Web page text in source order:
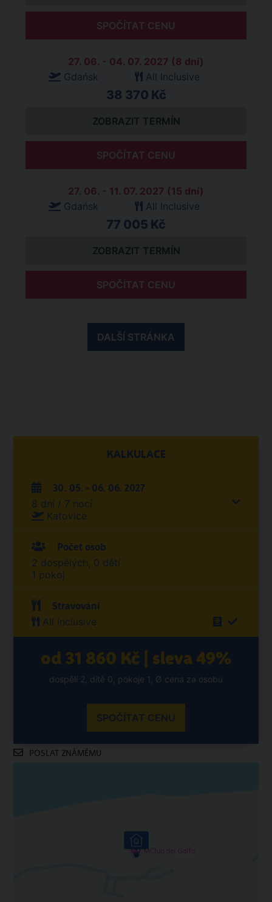
SPOČÍTAT CENU
27. 06. - 04. 07. 2027 (8 dní)
Gdańsk
All Inclusive
38 370 Kč
ZOBRAZIT TERMÍN
SPOČÍTAT CENU
27. 06. - 11. 07. 2027 (15 dní)
Gdańsk
All Inclusive
77 005 Kč
ZOBRAZIT TERMÍN
SPOČÍTAT CENU
DALŠÍ STRÁNKA
KALKULACE
30. 05. - 06. 06. 2027
8 dní / 7 nocí
Katovice
Počet osob
2 dospělých, 0 dětí
1 pokoj
Stravování
All Inclusive
od 31 860 Kč | sleva 49%
dospělí 2, dítě 0, pokoje 1, Ø cena za osobu
SPOČÍTAT CENU
POSLAT ZNÁMÉMU